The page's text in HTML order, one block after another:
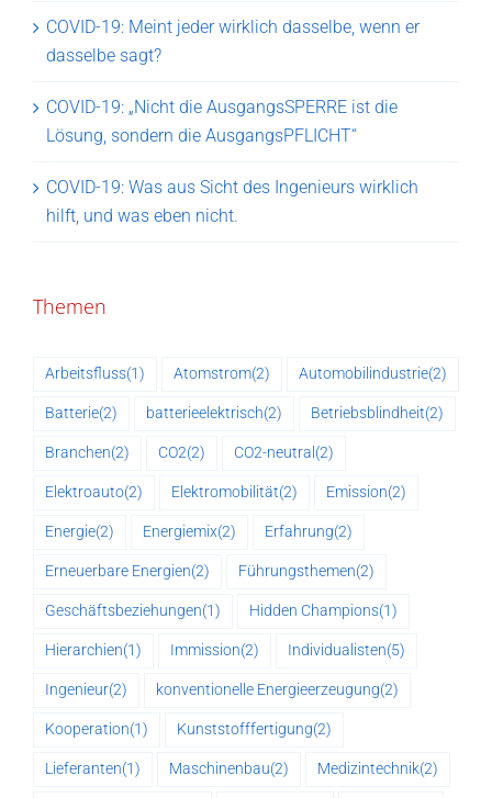
COVID-19: Meint jeder wirklich dasselbe, wenn er
dasselbe sagt?
COVID-19: „Nicht die AusgangsSPERRE ist die
Lösung, sondern die AusgangsPFLICHT“
COVID-19: Was aus Sicht des Ingenieurs wirklich
hilft, und was eben nicht.
Themen
Arbeitsfluss(1) Atomstrom(2) Automobilindustrie(2)
Batterie(2) batterieelektrisch(2) Betriebsblindheit(2)
Branchen(2) CO2(2) CO2-neutral (2)
Elektroauto(2) Elektromobilität(2) Emission(2)
Energie(2) Energiemix(2) Erfahrung(2)
Erneuerbare Energien(2) Führungsthemen(2)
Geschäftsbeziehungen(1) Hidden Champions(1)
Hierarchien(1) Immission(2) Individualisten(5)
Ingenieur(2) konventionelle Energieerzeugung(2)
Kooperation(1) Kunststofffertigung(2)
Lieferanten(1) Maschinenbau(2) Medizintechnik(2)